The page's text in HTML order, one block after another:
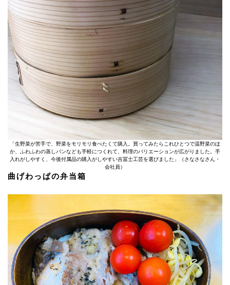
「生野菜が苦手で、野菜をモリモリ食べたくて購入。買ってみたらこれひとつで温野菜のほ
か、ふわふわの蒸しパンなども手軽につくれて、料理のバリエーションが広がりました。手
入れがしやすく、今後付属品の購入がしやすい吉冨士工芸を選びました」（さなさなさん・
会社員）
曲げわっぱの弁当箱